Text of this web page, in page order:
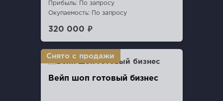
Прибыль: По запросу
Окупаемость: По запросу
320 000 ₽
Вейп шоп готовый бизнес